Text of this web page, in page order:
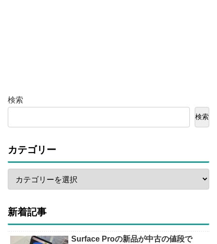
検索
検索
カテゴリー
新着記事
Surface Proの新品が中古の値段で